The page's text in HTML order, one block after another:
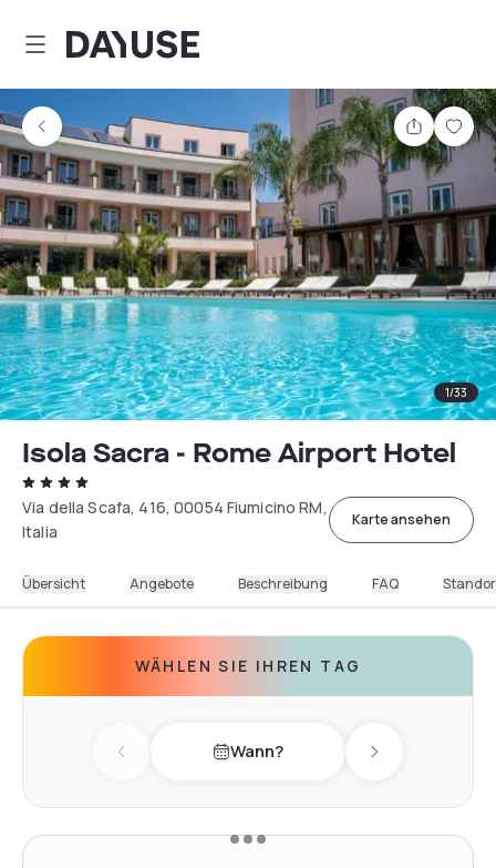
Dayuse
Teilen
1/33
Isola Sacra - Rome Airport Hotel
Via della Scafa, 416, 00054 Fiumicino RM,
Italia
Karte ansehen
Übersicht Angebote Beschreibung FAQ
WÄHLEN SIE IHREN TAG
Previous day Wann? Next day